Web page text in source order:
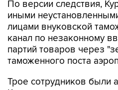
лицами внуковской
канал по незаконному
партий товаров через
таможенного поста
Трое сотрудников были
объявлен в розыск.